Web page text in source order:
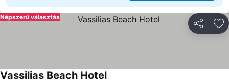
Népszerű választás
Vassilias Beach Hotel